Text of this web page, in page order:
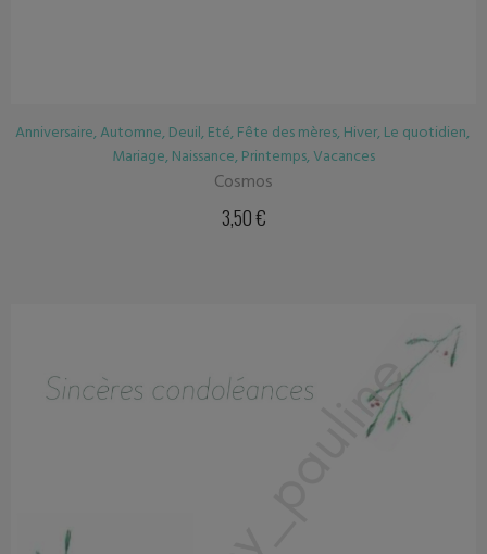
Anniversaire,Automne,Deuil,Eté,Fête des mères,Hiver,Le quotidien,
Mariage,Naissance,Printemps,Vacances
Cosmos
3,50€